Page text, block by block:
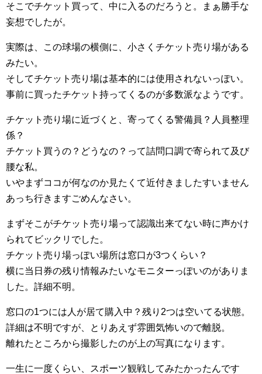
そこでチケット買って、中に入るのだろうと。まぁ勝手な
妄想でしたが。
実際は、この球場の横側に、小さくチケット売り場がある
みたい。
そしてチケット売り場は基本的には使用されないっぽい。
事前に買ったチケット持ってくるのが多数派なようです。
チケット売り場に近づくと、寄ってくる警備員？人員整理
係？
チケット買うの？どうなの？って詰問口調で寄られて及び
腰な私。
いやまずココが何なのか見たくて近付きましたすいません
あっち行きますごめんなさい。
まずそこがチケット売り場って認識出来てない時に声かけ
られてビックリでした。
チケット売り場っぽい場所は窓口が3つくらい？
横に当日券の残り情報みたいなモニターっぽいのがありま
した。詳細不明。
窓口の1つには人が居て購入中？残り2つは空いてる状態。
詳細は不明ですが、とりあえず雰囲気怖いので離脱。
離れたところから撮影したのが上の写真になります。
一生に一度くらい、スポーツ観戦してみたかったんです